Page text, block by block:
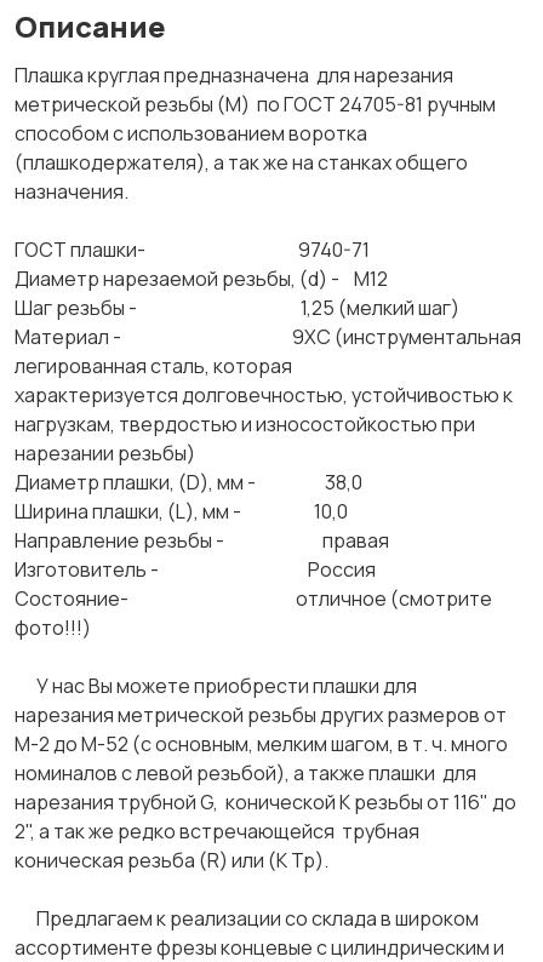
Описание
Плашка круглая предназначена для нарезания
метрической резьбы (М) по ГОСТ 24705-81 ручным
способом с использованием воротка
(плашкодержателя), а так же на станках общего
назначения.
ГОСТ плашки- 9740-71
Диаметр нарезаемой резьбы, (d) - М12
Шаг резьбы - 1,25 (мелкий шаг)
Материал - 9ХС (инструментальная
легированная сталь, которая
характеризуется долговечностью, устойчивостью к
нагрузкам, твердостью и износостойкостью при
нарезании резьбы)
Диаметр плашки, (D), мм - 38,0
Ширина плашки, (L), мм - 10,0
Направление резьбы - правая
Изготовитель - Россия
Состояние- отличное (смотрите
фото!!!)
У нас Вы можете приобрести плашки для
нарезания метрической резьбы других размеров от
М-2 до М-52 (с основным, мелким шагом, в т. ч. много
номиналов с левой резьбой), а также плашки для
нарезания трубной G, конической К резьбы от 116" до
2", а так же редко встречающейся трубная
коническая резьба (R) или (К Тр).
Предлагаем к реализации со склада в широком
ассортименте фрезы концевые с цилиндрическим и